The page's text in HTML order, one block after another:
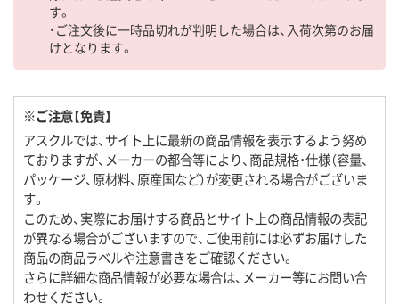
す。
・ご注文後に一時品切れが判明した場合は、入荷次第のお届
けとなります。
※ご注意【免責】
アスクルでは、サイト上に最新の商品情報を表示するよう努め
ておりますが、メーカーの都合等により、商品規格・仕様（容量、
パッケージ、原材料、原産国など）が変更される場合がございま
す。
このため、実際にお届けする商品とサイト上の商品情報の表記
が異なる場合がございますので、ご使用前には必ずお届けした
商品の商品ラベルや注意書きをご確認ください。
さらに詳細な商品情報が必要な場合は、メーカー等にお問い合
わせください。